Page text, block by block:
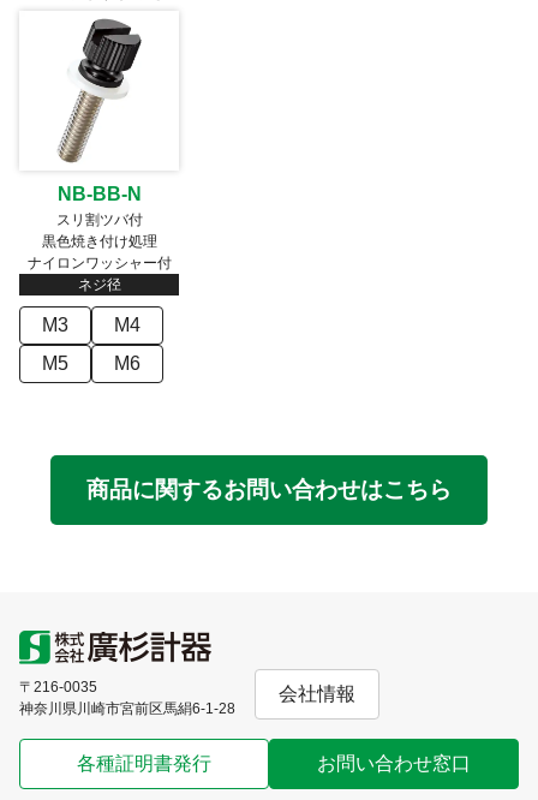
お問い合わせ窓口
会社情報
NB-BB-N
スリ割ツバ付
黒色焼き付け処理
ナイロンワッシャー付
ネジ径
M3
M4
M5
M6
商品に関するお問い合わせはこちら
〒216-0035
神奈川県川崎市宮前区馬絹6-1-28
会社情報
各種証明書発行 お問い合わせ窓口